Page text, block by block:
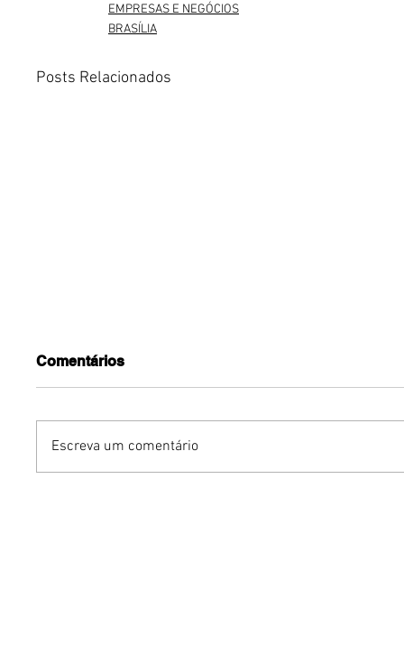
EMPRESAS E NEGÓCIOS
BRASÍLIA
Posts Relacionados
Comentários
Escreva um comentário